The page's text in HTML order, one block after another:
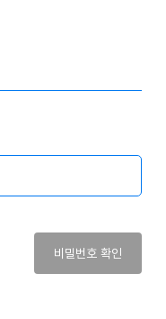
비밀번호 확인